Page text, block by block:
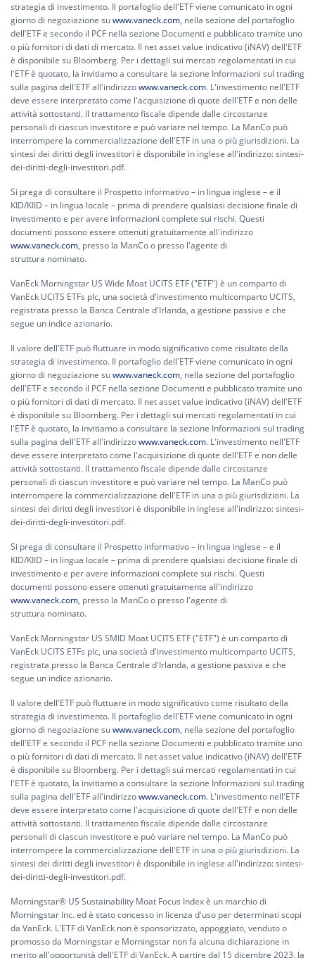
strategia di investimento. Il portafoglio dell'ETF viene comunicato in ogni
giorno di negoziazione suwww.vaneck.com, nella sezione del portafoglio
dell'ETF e secondo il PCF nella sezione Documenti e pubblicato tramite uno
o più fornitori di dati di mercato. Il net asset value indicativo (iNAV) dell'ETF
è disponibile su Bloomberg. Per i dettagli sui mercati regolamentati in cui
l'ETF è quotato, la invitiamo a consultare la sezione Informazioni sul trading
sulla pagina dell'ETF all'indirizzowww.vaneck.com. L'investimento nell'ETF
deve essere interpretato come l'acquisizione di quote dell'ETF e non delle
attività sottostanti. Il trattamento fiscale dipende dalle circostanze
personali di ciascun investitore e può variare nel tempo. La ManCo può
interrompere la commercializzazione dell'ETF in una o più giurisdizioni. La
sintesi dei diritti degli investitori è disponibile in inglese all'indirizzo:sintesi-
dei-diritti-degli-investitori.pdf.
Si prega di consultare il Prospetto informativo – in lingua inglese – e il
KID/KIID – in lingua locale – prima di prendere qualsiasi decisione finale di
investimento e per avere informazioni complete sui rischi. Questi
documenti possono essere ottenuti gratuitamente all'indirizzo
www.vaneck.com, presso la ManCo o presso l'agente di
struttura nominato.
VanEck Morningstar US Wide Moat UCITS ETF ("ETF") è un comparto di
VanEck UCITS ETFs plc, una società d'investimento multicomparto UCITS,
registrata presso la Banca Centrale d'Irlanda, a gestione passiva e che
segue un indice azionario.
Il valore dell'ETF può fluttuare in modo significativo come risultato della
strategia di investimento. Il portafoglio dell'ETF viene comunicato in ogni
giorno di negoziazione suwww.vaneck.com, nella sezione del portafoglio
dell'ETF e secondo il PCF nella sezione Documenti e pubblicato tramite uno
o più fornitori di dati di mercato. Il net asset value indicativo (iNAV) dell'ETF
è disponibile su Bloomberg. Per i dettagli sui mercati regolamentati in cui
l'ETF è quotato, la invitiamo a consultare la sezione Informazioni sul trading
sulla pagina dell'ETF all'indirizzowww.vaneck.com. L'investimento nell'ETF
deve essere interpretato come l'acquisizione di quote dell'ETF e non delle
attività sottostanti. Il trattamento fiscale dipende dalle circostanze
personali di ciascun investitore e può variare nel tempo. La ManCo può
interrompere la commercializzazione dell'ETF in una o più giurisdizioni. La
sintesi dei diritti degli investitori è disponibile in inglese all'indirizzo:sintesi-
dei-diritti-degli-investitori.pdf.
Si prega di consultare il Prospetto informativo – in lingua inglese – e il
KID/KIID – in lingua locale – prima di prendere qualsiasi decisione finale di
investimento e per avere informazioni complete sui rischi. Questi
documenti possono essere ottenuti gratuitamente all'indirizzo
www.vaneck.com, presso la ManCo o presso l'agente di
struttura nominato.
VanEck Morningstar US SMID Moat UCITS ETF ("ETF") è un comparto di
VanEck UCITS ETFs plc, una società d'investimento multicomparto UCITS,
registrata presso la Banca Centrale d'Irlanda, a gestione passiva e che
segue un indice azionario.
Il valore dell'ETF può fluttuare in modo significativo come risultato della
strategia di investimento. Il portafoglio dell'ETF viene comunicato in ogni
giorno di negoziazione suwww.vaneck.com, nella sezione del portafoglio
dell'ETF e secondo il PCF nella sezione Documenti e pubblicato tramite uno
o più fornitori di dati di mercato. Il net asset value indicativo (iNAV) dell'ETF
è disponibile su Bloomberg. Per i dettagli sui mercati regolamentati in cui
l'ETF è quotato, la invitiamo a consultare la sezione Informazioni sul trading
sulla pagina dell'ETF all'indirizzowww.vaneck.com. L'investimento nell'ETF
deve essere interpretato come l'acquisizione di quote dell'ETF e non delle
attività sottostanti. Il trattamento fiscale dipende dalle circostanze
personali di ciascun investitore e può variare nel tempo. La ManCo può
interrompere la commercializzazione dell'ETF in una o più giurisdizioni. La
sintesi dei diritti degli investitori è disponibile in inglese all'indirizzo:sintesi-
dei-diritti-degli-investitori.pdf.
Morningstar® US Sustainability Moat Focus Index è un marchio di
Morningstar Inc. ed è stato concesso in licenza d'uso per determinati scopi
da VanEck. L'ETF di VanEck non è sponsorizzato, appoggiato, venduto o
promosso da Morningstar e Morningstar non fa alcuna dichiarazione in
merito all'opportunità dell'ETF di VanEck. A partire dal 15 dicembre 2023, la